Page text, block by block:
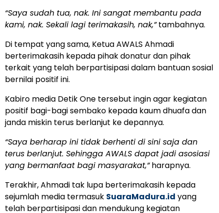
“Saya sudah tua, nak. Ini sangat membantu pada
kami, nak. Sekali lagi terimakasih, nak,”tambahnya.
Di tempat yang sama, Ketua AWALS Ahmadi
berterimakasih kepada pihak donatur dan pihak
terkait yang telah berpartisipasi dalam bantuan sosial
bernilai positif ini.
Kabiro media Detik One tersebut ingin agar kegiatan
positif bagi-bagi sembako kepada kaum dhuafa dan
janda miskin terus berlanjut ke depannya.
“Saya berharap ini tidak berhenti di sini saja dan
terus berlanjut. Sehingga AWALS dapat jadi asosiasi
yang bermanfaat bagi masyarakat,”harapnya.
Terakhir, Ahmadi tak lupa berterimakasih kepada
sejumlah media termasuk SuaraMadura.id yang
telah berpartisipasi dan mendukung kegiatan